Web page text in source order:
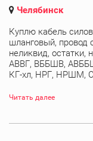
Челябинск
Куплю кабель
шланговый, провод
неликвид,
АВВГ, ВББШВ,
КГ-хл, НРГ, НРШМ,
Читать далее